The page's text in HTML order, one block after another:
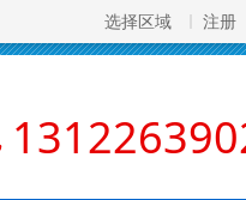
选择区域 注册